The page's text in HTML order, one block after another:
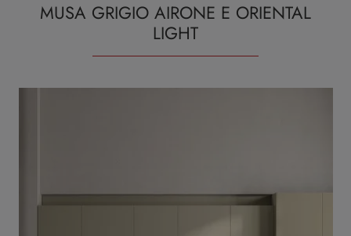
MUSA GRIGIO AIRONE E ORIENTAL
LIGHT